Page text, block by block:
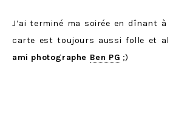
J’ai terminé ma soirée en dînant à
carte est toujours aussi folle et
ami photographe Ben PG ;)